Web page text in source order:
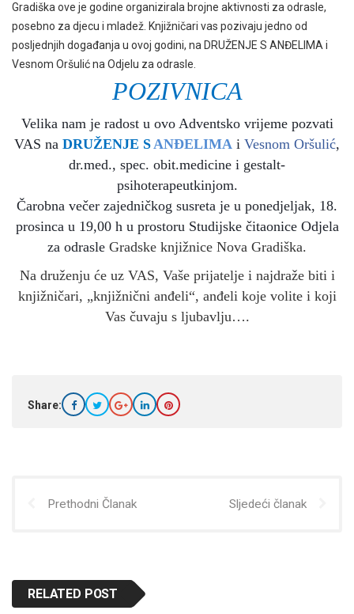
Gradiška ove je godine organizirala brojne aktivnosti za odrasle,
posebno za djecu i mladež. Knjižničari vas pozivaju jedno od
posljednjih događanja u ovoj godini, na DRUŽENJE S ANĐELIMA i
Vesnom Oršulić na Odjelu za odrasle.
POZIVNICA
Velika nam je radost u ovo Adventsko vrijeme pozvati
VAS na DRUŽENJE SANĐELIMA i Vesnom Oršulić,
dr.med., spec. obit.medicine i gestalt-
psihoterapeutkinjom.
Čarobna večer zajedničkog susreta je u ponedjeljak, 18.
prosinca u 19,00 h u prostoru Studijske čitaonice Odjela
za odrasle Gradske knjižnice Nova Gradiška.
Na druženju će uz VAS, Vaše prijatelje i najdraže biti i
knjižničari, „knjižnični anđeli“, anđeli koje volite i koji
Vas čuvaju s ljubavlju….
Share:
Prethodni Članak Sljedeći članak
RELATED POST